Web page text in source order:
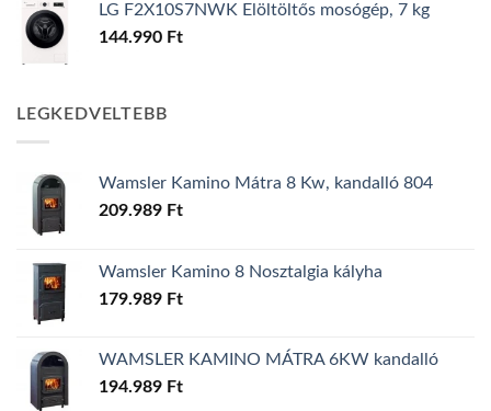
LG F2X10S7NWK Elöltöltős mosógép, 7 kg
144.990 Ft
LEGKEDVELTEBB
Wamsler Kamino Mátra 8 Kw, kandalló 804
209.989 Ft
Wamsler Kamino 8 Nosztalgia kályha
179.989 Ft
WAMSLER KAMINO MÁTRA 6KW kandalló
194.989 Ft